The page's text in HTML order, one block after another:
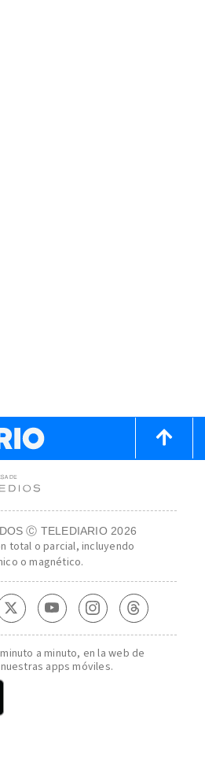
Ⓒ TELEDIARIO 2026
total o parcial, incluyendo
o magnético.
a minuto, en la web de
apps móviles.